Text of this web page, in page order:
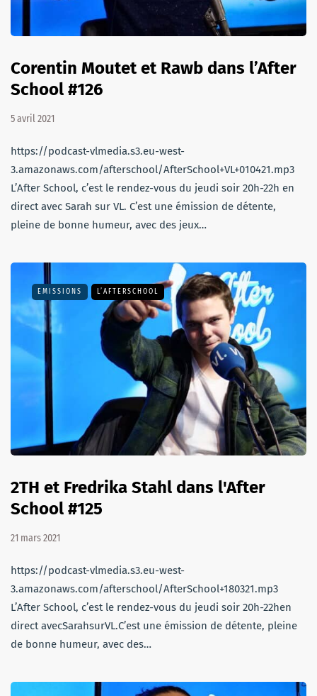
Corentin Moutet et Rawb dans l’After
School #126
5 avril 2021
https://podcast-vlmedia.s3.eu-west-
3.amazonaws.com/afterschool/AfterSchool+VL+010421.mp3
L’After School, c’est le rendez-vous du jeudi soir 20h-22h en
direct avec Sarah sur VL. C’est une émission de détente,
pleine de bonne humeur, avec des jeux…
EMISSIONS L’AFTERSCHOOL
2TH et Fredrika Stahl dans l'After
School #125
21 mars 2021
https://podcast-vlmedia.s3.eu-west-
3.amazonaws.com/afterschool/AfterSchool+180321.mp3
L’After School, c’est le rendez-vous du jeudi soir 20h-22hen
direct avecSarahsurVL.C’est une émission de détente, pleine
de bonne humeur, avec des…